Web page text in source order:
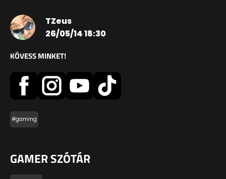
TZeus
26/05/14 18:30
KÖVESS MINKET!
#gaming
GAMER SZÓTÁR